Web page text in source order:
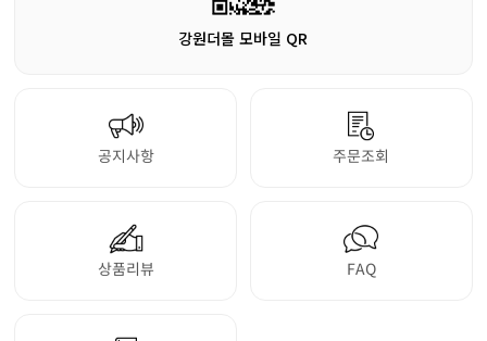
강원더몰 모바일 QR
공지사항 주문조회
상품리뷰 FAQ